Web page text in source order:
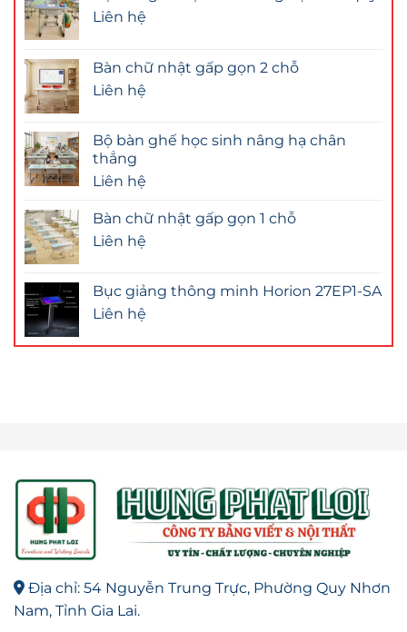
Liên hệ
Bàn chữ nhật gấp gọn 2 chỗ
Liên hệ
Bộ bàn ghế học sinh nâng hạ chân
thẳng
Liên hệ
Bàn chữ nhật gấp gọn 1 chỗ
Liên hệ
Bục giảng thông minh Horion 27EP1-SA
Liên hệ
Địa chỉ: 54 Nguyễn Trung Trực, Phường Quy Nhơn
Nam, Tỉnh Gia Lai.